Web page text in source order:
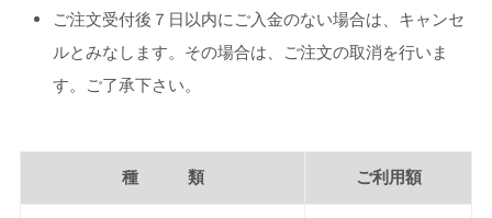
ご注文受付後７日以内にご入金のない場合は、キャンセ
ルとみなします。その場合は、ご注文の取消を行いま
す。ご了承下さい。
種 類 ご利用額